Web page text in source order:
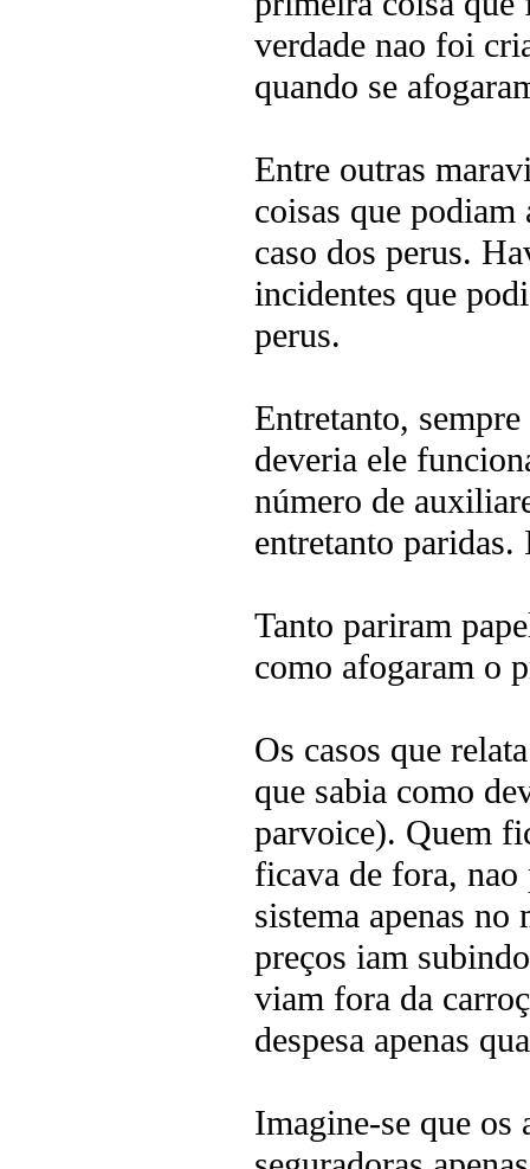
verdade nao foi
quando se
Entre outras
coisas que podiam
caso dos perus.
incidentes que
perus.
Entretanto,
deveria ele
número de
entretanto
Tanto pariram
como afogaram o
Os casos que
que sabia como
parvoice). Quem
ficava de fora, nao
sistema apenas
preços iam
viam fora da
despesa apenas
Imagine-se que os